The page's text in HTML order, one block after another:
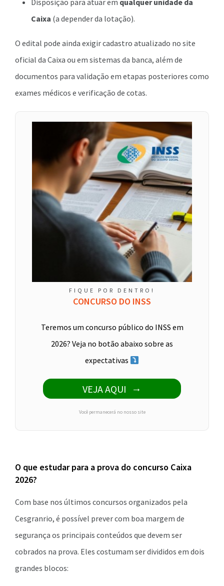
Disposição para atuar em qualquer unidade da
Caixa (a depender da lotação).
O edital pode ainda exigir cadastro atualizado no site
oficial da Caixa ou em sistemas da banca, além de
documentos para validação em etapas posteriores como
exames médicos e verificação de cotas.
FIQUE POR DENTRO!
CONCURSO DO INSS
Teremos um concurso público do INSS em
2026? Veja no botão abaixo sobre as
expectativas
VEJA AQUI
Você permanecerá no nosso site
O que estudar para a prova do concurso Caixa
2026?
Com base nos últimos concursos organizados pela
Cesgranrio, é possível prever com boa margem de
segurança os principais conteúdos que devem ser
cobrados na prova. Eles costumam ser divididos em dois
grandes blocos: